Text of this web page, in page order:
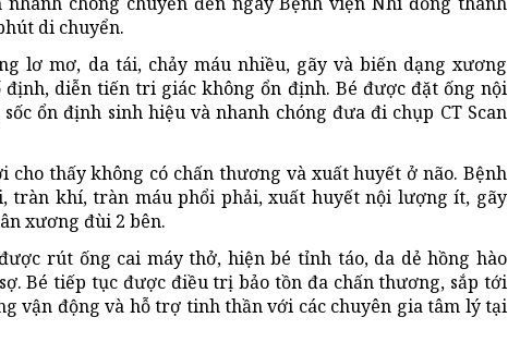
di chuyển.
lơ mơ, da tái, chảy máu nhiều, gãy và biến dạng xương
định, diễn tiến tri giác không ổn định. Bé được đặt ống nội
ổn định sinh hiệu và nhanh chóng đưa đi chụp CT Scan
thấy không có chấn thương và xuất huyết ở não. Bệnh
tràn khí, tràn máu phổi phải, xuất huyết nội lượng ít, gãy
xương đùi 2 bên.
rút ống cai máy thở, hiện bé tỉnh táo, da dẻ hồng hào
Bé tiếp tục được điều trị bảo tồn đa chấn thương, sắp tới
vận động và hỗ trợ tinh thần với các chuyên gia tâm lý tại